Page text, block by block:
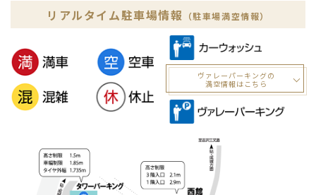
リアルタイム駐車場情報 （駐車場満空情報）
ヴァレーパーキングの
満空情報はこちら